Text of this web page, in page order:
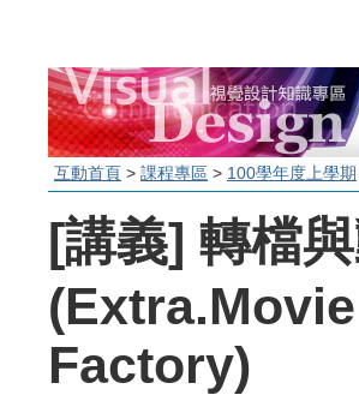
互動首頁 > 課程專區 > 100學年度上學期
[講義] 轉檔
Factory)